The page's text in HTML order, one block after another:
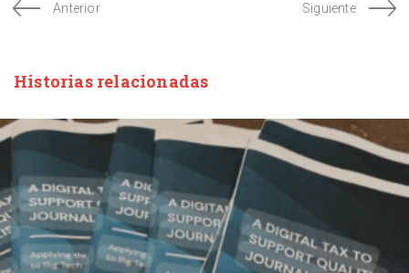
Anterior Siguiente
Historias relacionadas